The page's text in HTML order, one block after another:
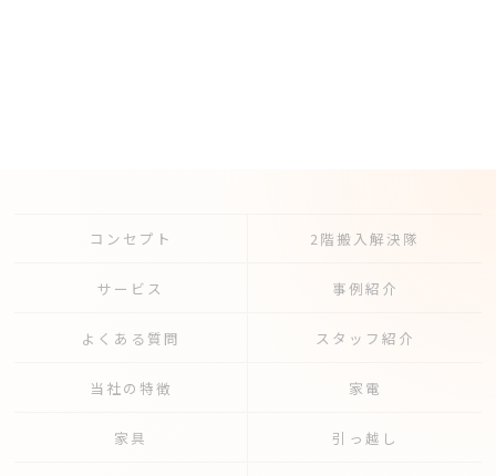
コンセプト 2階搬入解決隊
サービス 事例紹介
よくある質問 スタッフ紹介
当社の特徴 家電
家具 引っ越し